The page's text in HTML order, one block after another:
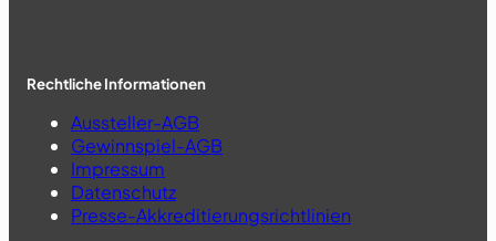
Rechtliche Informationen
Aussteller-AGB
Gewinnspiel-AGB
Impressum
Datenschutz
Presse-Akkreditierungsrichtlinien